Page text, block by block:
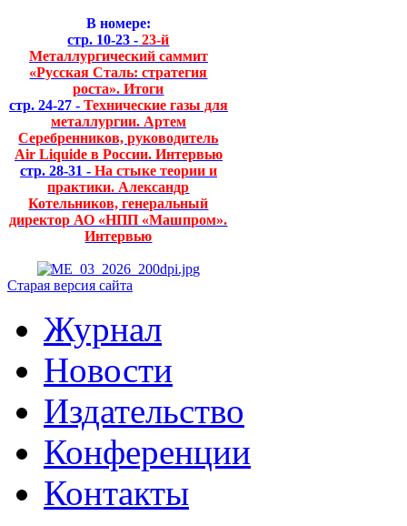
В номере:
стр. 10-23 - 23-й
Металлургический саммит
«Русская Сталь: стратегия
роста». Итоги
стр. 24-27 - Технические газы для
металлургии. Артем
Серебренников, руководитель
Air Liquide в России. Интервью
стр. 28-31 - На стыке теории и
практики. Александр
Котельников, генеральный
директор АО «НПП «Машпром».
Интервью
Старая версия сайта
Журнал
Новости
Издательство
Конференции
Контакты